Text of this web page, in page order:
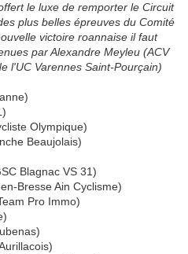
le luxe de remporter le Circuit
plus belles épreuves du Comité
victoire roannaise il faut
par Alexandre Meyleu (ACV
l'UC Varennes Saint-Pourçain)
Olympique)
Beaujolais)
Blagnac VS 31)
Bresse Ain Cyclisme)
Pro Immo)